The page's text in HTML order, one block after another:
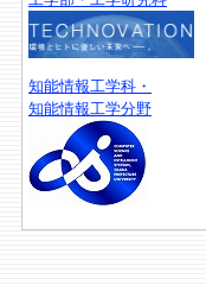
知能情報工学科・
知能情報工学分野